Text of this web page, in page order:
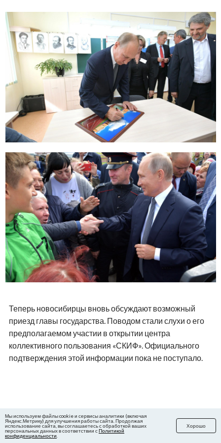
Теперь новосибирцы вновь обсуждают возможный
приезд главы государства. Поводом стали слухи о его
предполагаемом участии в открытии центра
коллективного пользования «СКИФ». Официального
подтверждения этой информации пока не поступало.
ОЦЕНИТЬ СТАТЬЮ
0
Мы используем файлы cookie и сервисы аналитики (включая
Яндекс.Метрику) для улучшения работы сайта. Продолжая
использование сайта, вы соглашаетесь с обработкой ваших
персональных данных в соответствии сПолитикой
конфиденциальности
Хорошо